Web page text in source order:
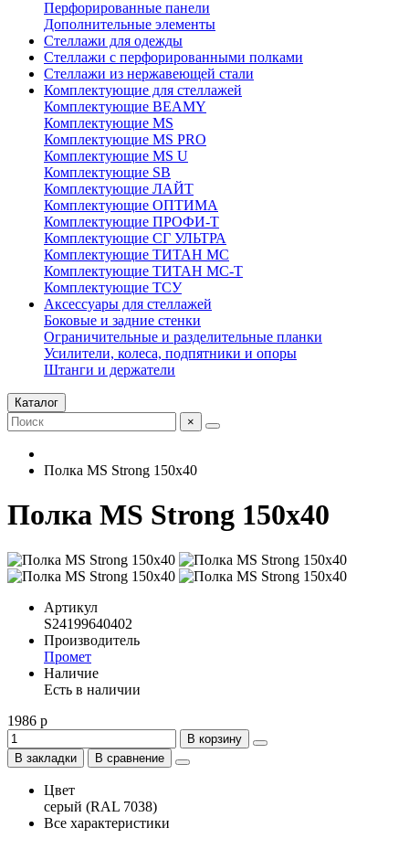
Перфорированные панели
Дополнительные элементы
Стеллажи для одежды
Стеллажи с перфорированными полками
Стеллажи из нержавеющей стали
Комплектующие для стеллажей
Комплектующие BEAMY
Комплектующие MS
Комплектующие MS PRO
Комплектующие MS U
Комплектующие SB
Комплектующие ЛАЙТ
Комплектующие ОПТИМА
Комплектующие ПРОФИ-Т
Комплектующие СГ УЛЬТРА
Комплектующие ТИТАН МС
Комплектующие ТИТАН МС-Т
Комплектующие ТСУ
Аксессуары для стеллажей
Боковые и задние стенки
Ограничительные и разделительные планки
Усилители, колеса, подпятники и опоры
Штанги и держатели
Каталог
×
Полка MS Strong 150x40
Полка MS Strong 150x40
Артикул
S24199640402
Производитель
Промет
Наличие
Есть в наличии
1986 р
В корзину
В закладки
В сравнение
Цвет
серый (RAL 7038)
Все характеристики